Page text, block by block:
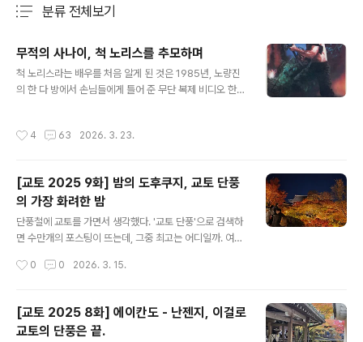
분류 전체보기
무적의 사나이, 척 노리스를 추모하며
척 노리스라는 배우를 처음 알게 된 것은 1985년, 노량진
의 한 다 방에서 손님들에게 틀어 준 무단 복제 비디오 한
쯤 개봉될 예정인 화제작 ‘람보2’라고 믿고 있었지만, 영화
남 정글에서 기관총을 난사하고 있는 주인공은 아무리 봐
도 실베스터 스탤론은 절대 아니었기 때문입니다. 그럼에
도 불구하고 저는 자리를 뜰 수 없었습니다. 자막 없이 봐도
영화가 무척 재미있었기 때문입니다. 월남전 참전 군인이
한 미국 대표단의 일원으로 ..
4 63 2026. 3. 23.
[교토 2025 9화] 밤의 도후쿠지, 교토 단풍
의 가장 화려한 밤
단풍철에 교토를 가면서 생각했다. '교토 단풍'으로 검색하
면 수만개의 포스팅이 뜨는데, 그중 최고는 어디일까. 여러
수 없다고 생각했다. 대략 네 군데 정도를 볼 수 있을거라고
고 쓰는데, 일단 이름에서부터 거대한 야망이 느껴진다. 당
시까지 일본 최대의 거찰은 나라 지역의 도다이지(東大
0 0 2026. 3. 15.
[교토 2025 8화] 에이칸도 - 난젠지, 이걸로
교토의 단풍은 끝.